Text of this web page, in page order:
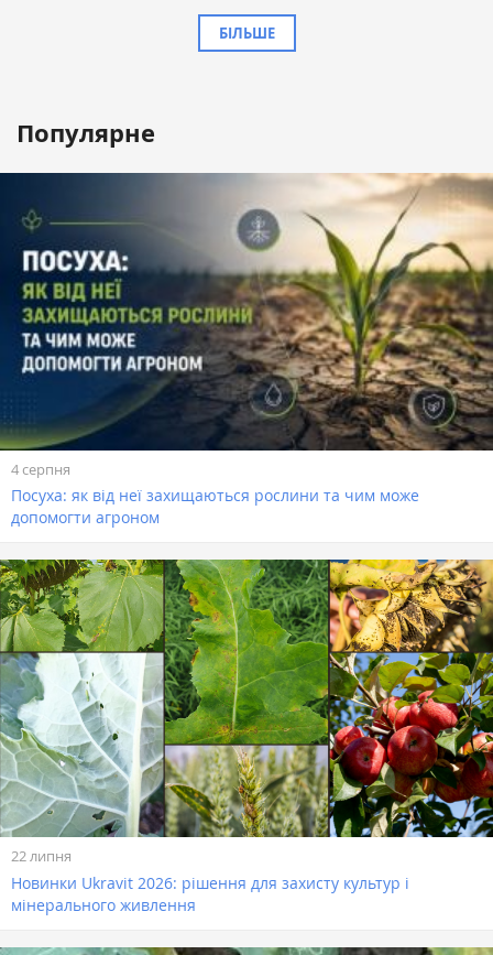
БІЛЬШЕ
Популярне
4 серпня
Посуха: як від неї захищаються рослини та чим може
допомогти агроном
22 липня
Новинки Ukravit 2026: рішення для захисту культур і
мінерального живлення